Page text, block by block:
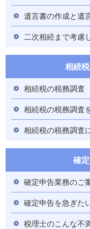
遺言書の作成と遺
二次相続まで考慮
相続
相続税の税務調査
相続税の税務調査
相続税の税務調査
確
確定申告業務のご
確定申告を急ぎた
税理士のこんな不